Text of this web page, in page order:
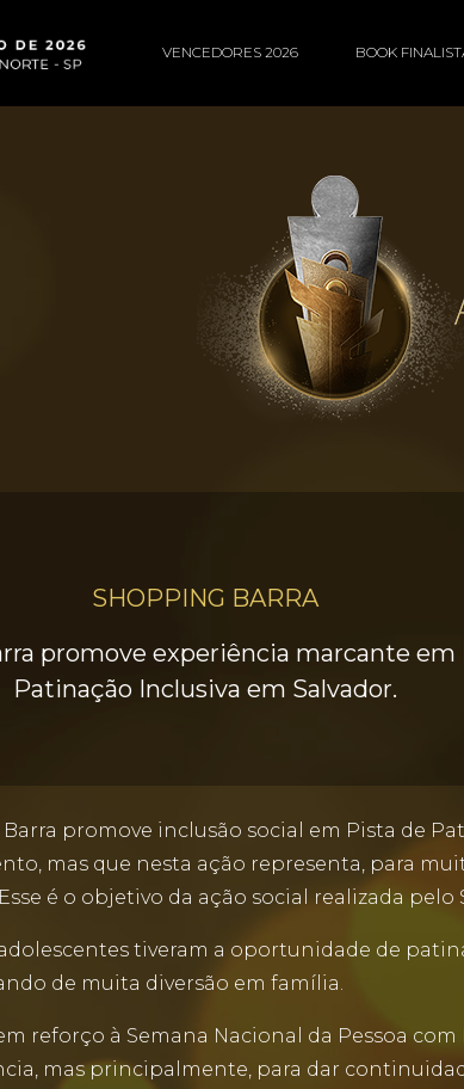
VENCEDORES 2026 BOOK
SHOPPING BARRA
promove experiência marcante em
Patinação Inclusiva em Salvador.
promove inclusão social em Pista de
mas que nesta ação representa, para
é o objetivo da ação social realizada
tiveram a oportunidade de
de muita diversão em família.
reforço à Semana Nacional da Pessoa
mas principalmente, para dar